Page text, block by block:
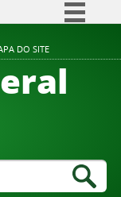
DO SITE
BR
Participe
Canais